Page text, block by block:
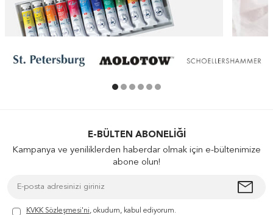
E-BÜLTEN ABONELIĞI
Kampanya ve yeniliklerden haberdar olmak için e-bültenimize
abone olun!
KVKK Sözleşmesi'ni, okudum, kabul ediyorum.